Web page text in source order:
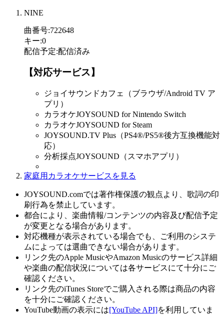
NINE
曲番号:722648
キー:0
配信予定:配信済み
【対応サービス】
ジョイサウンドカフェ（ブラウザ/Android TV ア
プリ）
カラオケJOYSOUND for Nintendo Switch
カラオケJOYSOUND for Steam
JOYSOUND.TV Plus（PS4®/PS5®後方互換機能対
応）
分析採点JOYSOUND（スマホアプリ）
家庭用カラオケサービスを見る
JOYSOUND.comでは著作権保護の観点より、歌詞の印
刷行為を禁止しています。
都合により、楽曲情報/コンテンツの内容及び配信予定
が変更となる場合があります。
対応機種が表示されている場合でも、ご利用のシステ
ムによっては選曲できない場合があります。
リンク先のApple MusicやAmazon Musicのサービス詳細
や楽曲の配信状況については各サービスにて十分にご
確認ください。
リンク先のiTunes Storeでご購入される際は商品の内容
を十分にご確認ください。
YouTube動画の表示には[YouTube API]を利用していま